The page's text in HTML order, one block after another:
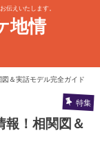
伝えいたします。
地情
＆実話モデル完全ガイド
特集
報！相関図＆